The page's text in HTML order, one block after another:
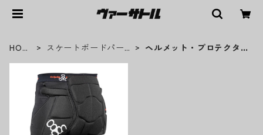
HOM
スケートボードパー
ヘルメット・プロテクタ